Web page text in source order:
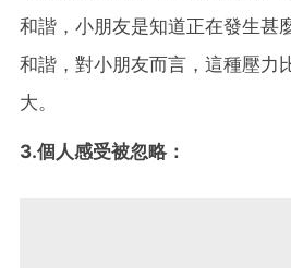
和諧，小朋友是知道正在發生甚
和諧，對小朋友而言，這種壓力
大。
3.個人感受被忽略：